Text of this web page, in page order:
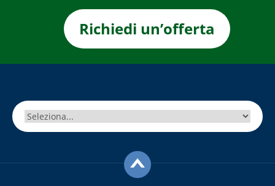
Richiedi un’offerta